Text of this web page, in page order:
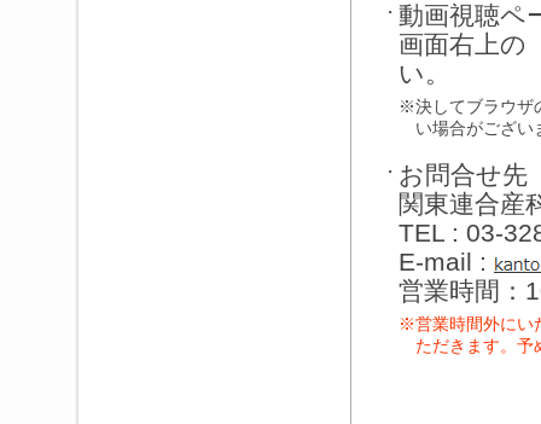
・ 動画視聴ペ
画面右上の
い。
※決してブラウザ
い場合がござい
・ お問合せ先
関東連合産
TEL : 03-
E-mail :
営業時間：
※営業時間外にい
ただきます。予